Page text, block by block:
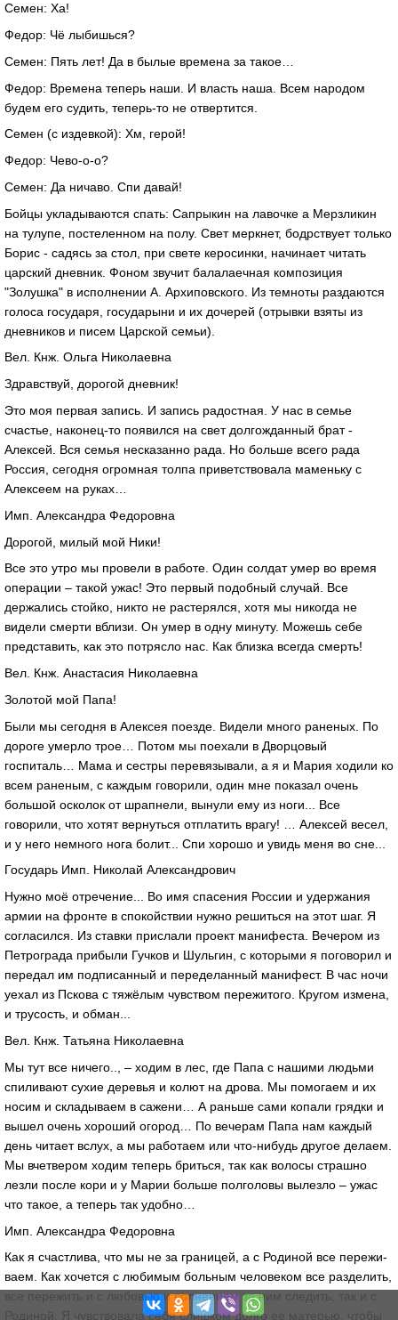
Семен: Ха!
Федор: Чё лыбишься?
Семен: Пять лет! Да в былые времена за такое…
Федор: Времена теперь наши. И власть наша. Всем народом
будем его судить, теперь-то не отвертится.
Семен (с издевкой): Хм, герой!
Федор: Чево-о-о?
Семен: Да ничаво. Спи давай!
Бойцы укладываются спать: Сапрыкин на лавочке а Мерзликин
на тулупе, постеленном на полу. Свет меркнет, бодрствует только
Борис - садясь за стол, при свете керосинки, начинает читать
царский дневник. Фоном звучит балалаечная композиция
"Золушка" в исполнении А. Архиповского. Из темноты раздаются
голоса государя, государыни и их дочерей (отрывки взяты из
дневников и писем Царской семьи).
Вел. Кнж. Ольга Николаевна
Здравствуй, дорогой дневник!
Это моя первая запись. И запись радостная. У нас в семье
счастье, наконец-то появился на свет долгожданный брат -
Алексей. Вся семья несказанно рада. Но больше всего рада
Россия, сегодня огромная толпа приветствовала маменьку с
Алексеем на руках…
Имп. Александра Федоровна
Дорогой, милый мой Ники!
Все это утро мы провели в работе. Один солдат умер во время
операции – такой ужас! Это первый подобный случай. Все
держались стойко, никто не растерялся, хотя мы никогда не
видели смерти вблизи. Он умер в одну минуту. Можешь себе
представить, как это потрясло нас. Как близка всегда смерть!
Вел. Кнж. Анастасия Николаевна
Золотой мой Папа!
Были мы сегодня в Алексея поезде. Видели много раненых. По
дороге умерло трое… Потом мы поехали в Дворцовый
госпиталь… Мама и сестры перевязывали, а я и Мария ходили ко
всем раненым, с каждым говорили, один мне показал очень
большой осколок от шрапнели, вынули ему из ноги... Все
говорили, что хотят вернуться отплатить врагу! … Алексей весел,
и у него немного нога болит... Спи хорошо и увидь меня во сне...
Государь Имп. Николай Александрович
Нужно моё отречение... Во имя спасения России и удержания
армии на фронте в спокойствии нужно решиться на этот шаг. Я
согласился. Из ставки прислали проект манифеста. Вечером из
Петрограда прибыли Гучков и Шульгин, с которыми я поговорил и
передал им подписанный и переделанный манифест. В час ночи
уехал из Пскова с тяжёлым чувством пережитого. Кругом измена,
и трусость, и обман...
Вел. Кнж. Татьяна Николаевна
Мы тут все ничего.., – ходим в лес, где Папа с нашими людьми
спиливают сухие деревья и колют на дрова. Мы помогаем и их
носим и складываем в сажени… А раньше сами копали грядки и
вышел очень хороший огород… По вечерам Папа нам каждый
день читает вслух, а мы работаем или что-нибудь другое делаем.
Мы вчетвером ходим теперь бриться, так как волосы страшно
лезли после кори и у Марии больше полголовы вылезло – ужас
что такое, а теперь так удобно…
Имп. Александра Федоровна
Как я счаст­ли­ва, что мы не за гра­ни­цей, а с Ро­ди­ной все пе­ре­жи­
ва­ем. Как хо­чет­ся с лю­би­мым боль­ным че­ло­ве­ком все раз­де­лить,
все пе­ре­жить и с лю­бо­вью и вол­не­ни­ем за ним сле­дить, так и с
Ро­ди­ной. Я чув­ство­ва­ла се­бя слиш­ком дол­го ее ма­те­рью, чтобы